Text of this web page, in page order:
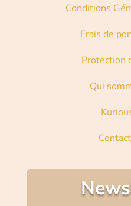
Conditions
Frais de
Protection
Qui